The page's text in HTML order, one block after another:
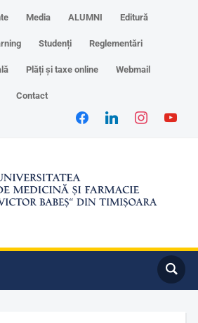
Media ALUMNI Editură
Studenți Reglementări
Plăți și taxe online Webmail
Contact